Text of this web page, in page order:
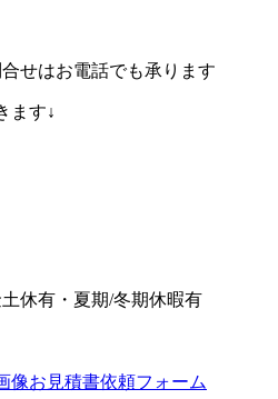
せはお電話でも承ります
ます↓
休有・夏期/冬期休暇有
お見積書依頼フォーム